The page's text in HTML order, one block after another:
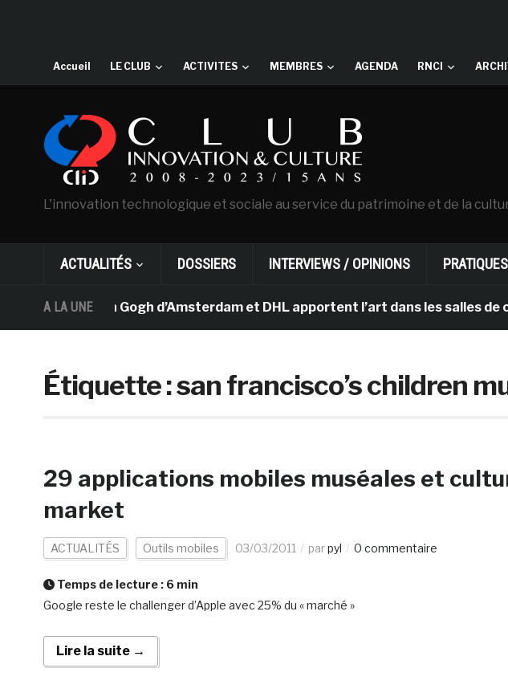
Accueil LE CLUB ACTIVITES MEMBRES AGENDA RNCI
L'innovation technologique et sociale au service du patrimoine et de la
ACTUALITÉS DOSSIERS INTERVIEWS / OPINIONS PRATIQUES
A LA UNE
musée Van Gogh d’Amsterdam et DHL apportent l’art dans les salles de
Étiquette :san francisco’s children
29 applications mobiles muséales et
market
ACTUALITÉS Outils mobiles 03/03/2011 parpyl 0 commentaire
Temps de lecture : 6 min
Google reste le challenger d’Apple avec 25% du « marché »
Lire la suite →